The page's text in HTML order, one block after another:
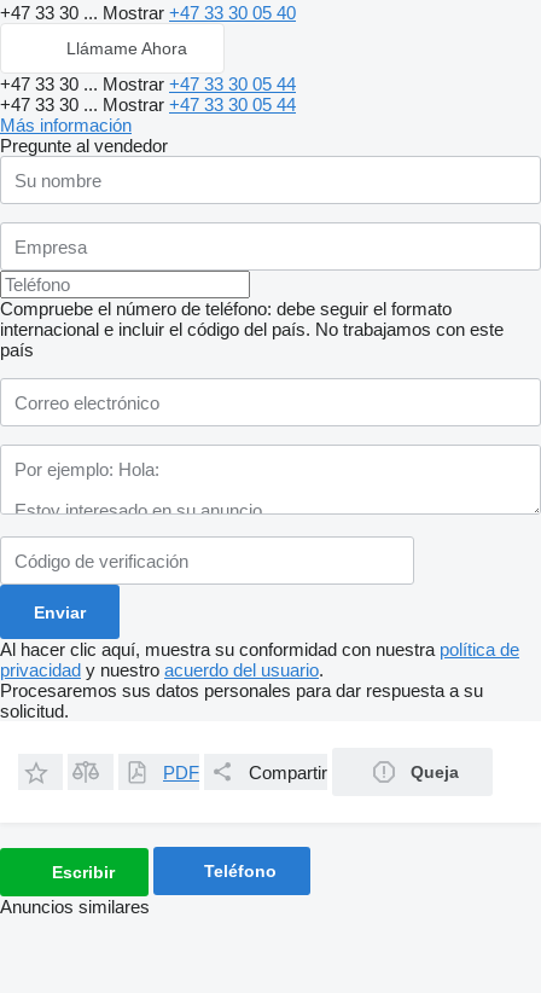
+47 33 30 ... Mostrar +47 33 30 05 40
Llámame Ahora
+47 33 30 ... Mostrar +47 33 30 05 44
+47 33 30 ... Mostrar +47 33 30 05 44
Más información
Pregunte al vendedor
Compruebe el número de teléfono: debe seguir el formato
internacional e incluir el código del país. No trabajamos con este
país
Al hacer clic aquí, muestra su conformidad con nuestra política de
privacidad y nuestro acuerdo del usuario.
Procesaremos sus datos personales para dar respuesta a su
solicitud.
PDF Compartir Queja
Escribir Teléfono
Anuncios similares